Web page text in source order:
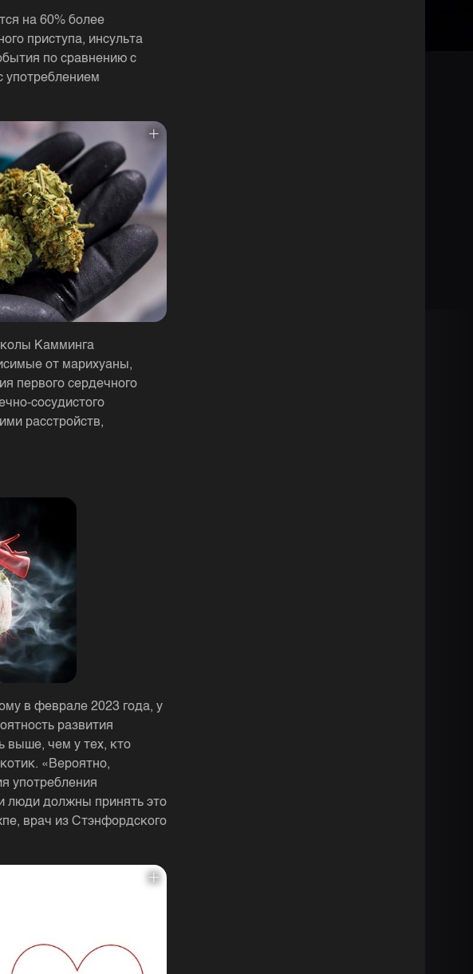
на 60% более
приступа, инсульта
по сравнению с
употреблением
Камминга
от марихуаны,
первого сердечного
сосудистого
расстройств,
в феврале 2023 года, у
развития
выше, чем у тех, кто
«Вероятно,
употребления
люди должны принять это
врач из Стэнфордского